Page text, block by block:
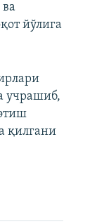
йўлига
учрашиб,
қилгани